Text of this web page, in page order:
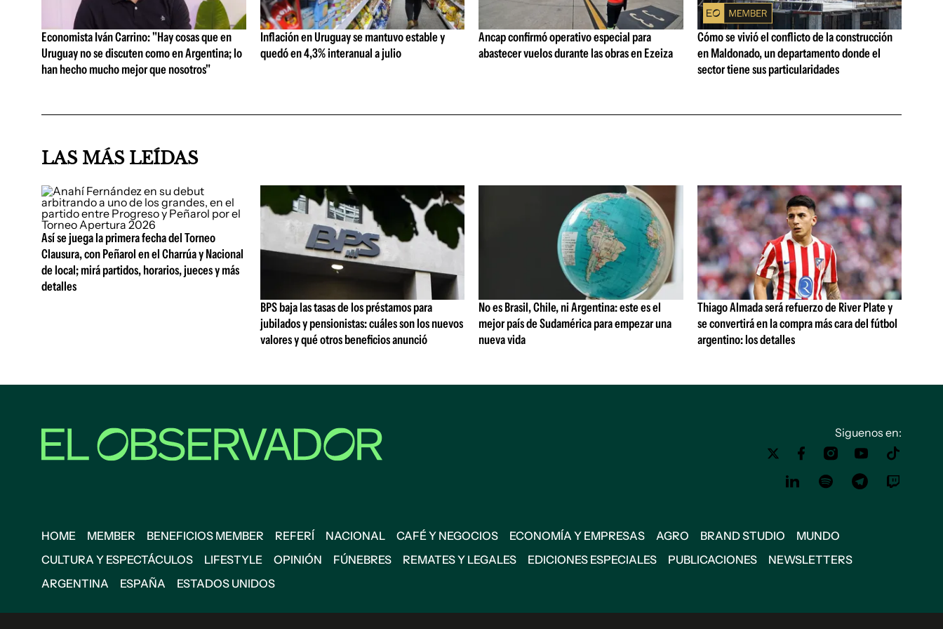
Economista Iván Carrino: "Hay cosas que en
Uruguay no se discuten como en Argentina; lo
han hecho mucho mejor que nosotros"
Inflación en Uruguay se mantuvo estable y
quedó en 4,3% interanual a julio
Ancap confirmó operativo especial para
abastecer vuelos durante las obras en Ezeiza
Cómo se vivió el conflicto de la construcción
en Maldonado, un departamento donde el
sector tiene sus particularidades
LAS MÁS LEÍDAS
Así se juega la primera fecha del Torneo
Clausura, con Peñarol en el Charrúa y Nacional
de local; mirá partidos, horarios, jueces y más
detalles
BPS baja las tasas de los préstamos para
jubilados y pensionistas: cuáles son los nuevos
valores y qué otros beneficios anunció
No es Brasil, Chile, ni Argentina: este es el
mejor país de Sudamérica para empezar una
nueva vida
Thiago Almada será refuerzo de River Plate y
se convertirá en la compra más cara del fútbol
argentino: los detalles
Siguenos en:
HOME MEMBER BENEFICIOS MEMBER REFERÍ NACIONAL CAFÉ Y NEGOCIOS ECONOMÍA Y EMPRESAS AGRO BRAND STUDIO
MUNDO
CULTURA Y ESPECTÁCULOS
LIFESTYLE OPINIÓN FÚNEBRES REMATES Y LEGALES EDICIONES ESPECIALES PUBLICACIONES
NEWSLETTERS
ARGENTINA
ESPAÑA ESTADOS UNIDOS